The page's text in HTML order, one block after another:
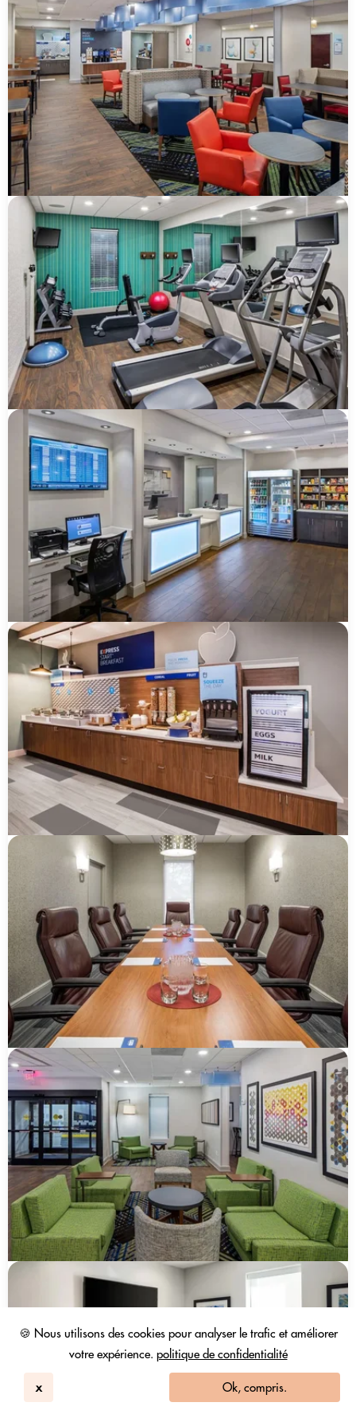
🍪 Nous utilisons des cookies pour analyser le trafic et améliorer
votre expérience. politique de confidentialité
x Ok, compris.